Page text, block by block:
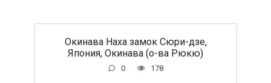
Окинава Наха замок Сюри-дзе,
Япония, Окинава (о-ва Рюкю)
0 178